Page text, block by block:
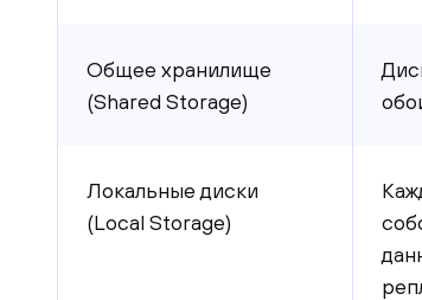
Общее хранилище
(Shared Storage)
Локальные диски
(Local Storage)